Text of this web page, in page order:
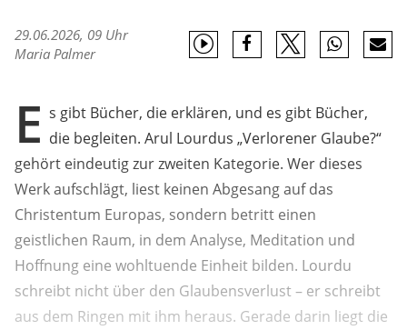
29.06.2026, 09 Uhr
Maria Palmer
E s gibt Bücher, die erklären, und es gibt Bücher,
die begleiten. Arul Lourdus „Verlorener Glaube?“
gehört eindeutig zur zweiten Kategorie. Wer dieses
Werk aufschlägt, liest keinen Abgesang auf das
Christentum Europas, sondern betritt einen
geistlichen Raum, in dem Analyse, Meditation und
Hoffnung eine wohltuende Einheit bilden. Lourdu
schreibt nicht über den Glaubensverlust – er schreibt
aus dem Ringen mit ihm heraus. Gerade darin liegt die